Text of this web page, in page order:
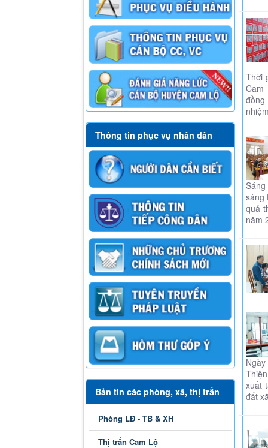
Thông tin phục vụ nhân dân
Bản tin các phòng, xã, thị trấn
Phòng LĐ - TB & XH
Thị trấn Cam Lộ
Thời
Cam
sáng
quả
năm
xuất
đất